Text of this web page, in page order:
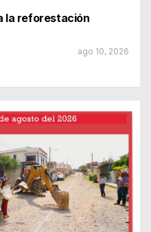
la reforestación
ago 10, 2026